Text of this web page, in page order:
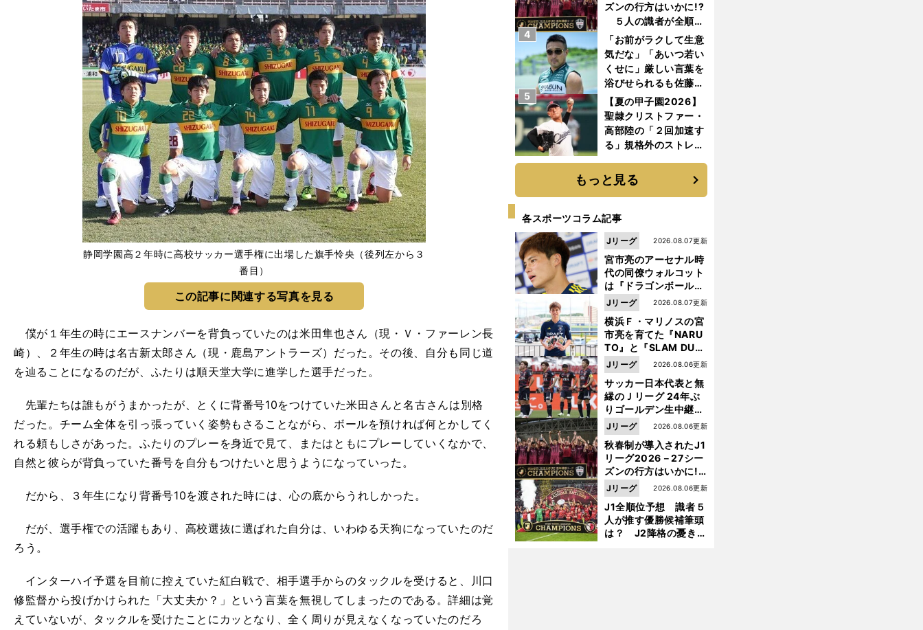
静岡学園高２年時に高校サッカー選手権に出場した旗手怜央（後列左から３
番目）
この記事に関連する写真を見る
僕が１年生の時にエースナンバーを背負っていたのは米田隼也さん（現・Ｖ・ファーレン長
崎）、２年生の時は名古新太郎さん（現・鹿島アントラーズ）だった。その後、自分も同じ道
を辿ることになるのだが、ふたりは順天堂大学に進学した選手だった。
先輩たちは誰もがうまかったが、とくに背番号10をつけていた米田さんと名古さんは別格
だった。チーム全体を引っ張っていく姿勢もさることながら、ボールを預ければ何とかしてく
れる頼もしさがあった。ふたりのプレーを身近で見て、またはともにプレーしていくなかで、
自然と彼らが背負っていた番号を自分もつけたいと思うようになっていった。
だから、３年生になり背番号10を渡された時には、心の底からうれしかった。
だが、選手権での活躍もあり、高校選抜に選ばれた自分は、いわゆる天狗になっていたのだ
ろう。
インターハイ予選を目前に控えていた紅白戦で、相手選手からのタックルを受けると、川口
修監督から投げかけられた「大丈夫か？」という言葉を無視してしまったのである。詳細は覚
えていないが、タックルを受けたことにカッとなり、全く周りが見えなくなっていたのだろ
ズンの行方はいかに!?
５人の識者が全順位
を大胆予想
「お前がラクして生意
気だな」「あいつ若い
くせに」厳しい言葉を
浴びせられるも佐藤慎
太郎が貫いた誇りとフ
ァンへの思い
4
【夏の甲子園2026】
聖隷クリストファー・
高部陸の「２回加速す
る」規格外のストレー
く大学進学を選ぶ理由
5
もっと見る
各スポーツコラム記事
宮市亮のアーセナル時
代の同僚ウォルコット
は『ドラゴンボール』
が大好き ポドルスキは
日向小次郎に憧れてい
た
2026.08.07更新
Jリーグ
横浜Ｆ・マリノスの宮
市亮を育てた『NARU
TO』と『SLAM DUN
K』 中京大中京の同
級生・木原龍一は"ジ
ャンプ係"だった
2026.08.07更新
Jリーグ
サッカー日本代表と無
縁のＪリーグ 24年ぶ
りゴールデン生中継の
開幕戦でヘタな試合は
見せられない
2026.08.06更新
Jリーグ
秋春制が導入されたJ1
リーグ2026－27シー
ズンの行方はいかに!?
５人の識者が全順位
を大胆予想
2026.08.06更新
Jリーグ
J1全順位予想 識者５
人が推す優勝候補筆頭
は？ J2降格の憂き目
2026.08.06更新
Jリーグ